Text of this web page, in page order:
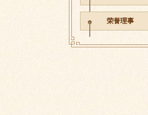
荣誉理事